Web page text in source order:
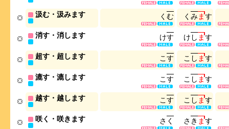
汲む・汲みます く む く みます
消す・消します けす け し ます
超す・超します こ す こ し ます
漉す・漉します こ す こ し ます
越す・越します こ す こ し ます
咲く・咲きます さ く さ き ます